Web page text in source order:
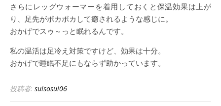
さらにレッグウォーマーを着用しておくと保温効果は上が
り、足先がポカポカして癒されるような感じに。
おかげでスゥ～っと眠れるんです。
私の温活は足冷え対策ですけど、効果は十分。
おかげで睡眠不足にもならず助かっています。
投稿者: suisosui06